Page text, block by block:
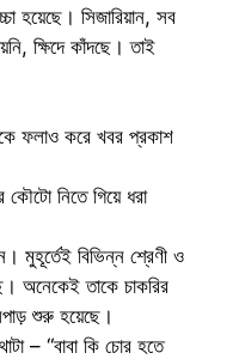
হয়েছে। সিজারিয়ান, সব
ক্ষিদে কাঁদছে। তাই
ফলাও করে খবর প্রকাশ
নিতে গিয়ে ধরা
মুহূর্তেই বিভিন্ন শ্রেণী ও
অনেকেই তাকে চাকরির
শুরু হয়েছে।
– “বাবা কি চোর হতে